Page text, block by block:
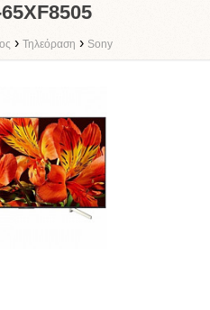
› Τηλεόραση › Sony